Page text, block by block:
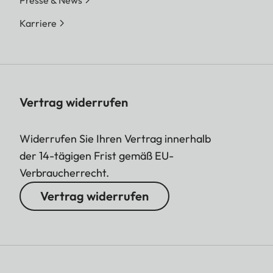
Karriere
Vertrag widerrufen
Widerrufen Sie Ihren Vertrag innerhalb
der 14-tägigen Frist gemäß EU-
Verbraucherrecht.
Vertrag widerrufen